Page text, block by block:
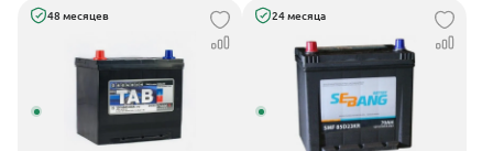
48 месяцев 24 месяца